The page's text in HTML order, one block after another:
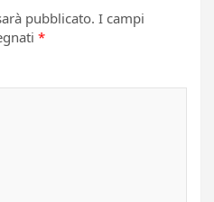
pubblicato. I campi
*